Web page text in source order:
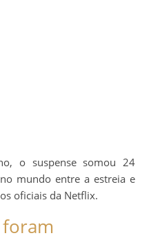
o suspense somou 24
mundo entre a estreia e
oficiais da Netflix.